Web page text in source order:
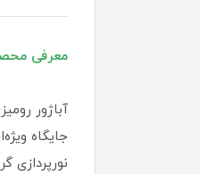
معرفی
آباژور